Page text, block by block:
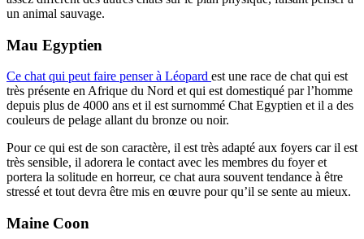
un animal sauvage.
Mau Egyptien
Ce chat qui peut faire penser à Léopard est une race de chat qui est
très présente en Afrique du Nord et qui est domestiqué par l’homme
depuis plus de 4000 ans et il est surnommé Chat Egyptien et il a des
couleurs de pelage allant du bronze ou noir.
Pour ce qui est de son caractère, il est très adapté aux foyers car il est
très sensible, il adorera le contact avec les membres du foyer et
portera la solitude en horreur, ce chat aura souvent tendance à être
stressé et tout devra être mis en œuvre pour qu’il se sente au mieux.
Maine Coon